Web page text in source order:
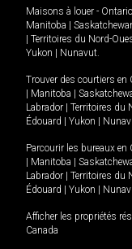
Maisons à louer - Ontario
Manitoba |
| Territoires du Nord-
Yukon | Nunavut
Trouver des courtiers en
| Manitoba |
Labrador | Territoires du
Édouard | Yukon |
Parcourir les bureaux en
| Manitoba |
Labrador | Territoires du
Édouard | Yukon |
Afficher les propriétés
Canada